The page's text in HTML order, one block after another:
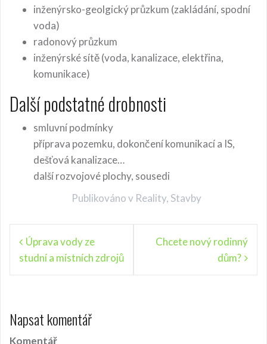
inženýrsko-geolgický průzkum (zakládání, spodní
voda)
radonový průzkum
inženýrské sítě (voda, kanalizace, elektřina,
komunikace)
Další podstatné drobnosti
smluvní podmínky
příprava pozemku, dokončení komunikací a IS,
dešťová kanalizace…
další rozvojové plochy, sousedi
Publikováno v Reality, Stavby
g
Úprava vody ze
studní a místních zdrojů
Chcete nový rodinný
dům?
Napsat komentář
Komentář